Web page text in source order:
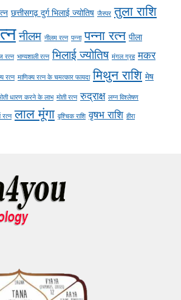
छत्तीसगढ़ दुर्ग भिलाई ज्योतिष जैस्पर तुला राशि
नीलम नीलम रत्न पन्ना पन्ना रत्न पीला
रत्न भाग्यशाली रत्न भिलाई ज्योतिष मंगल ग्रह मकर
रत्न माणिक्य रत्न के चमत्कार फायदा मिथुन राशि मेष
धारण करने के लाभ मोती रत्न रुद्राक्ष लग्न विश्लेषण
रत्न लाल मूंगा वृश्चिक राशि वृषभ राशि हीरा